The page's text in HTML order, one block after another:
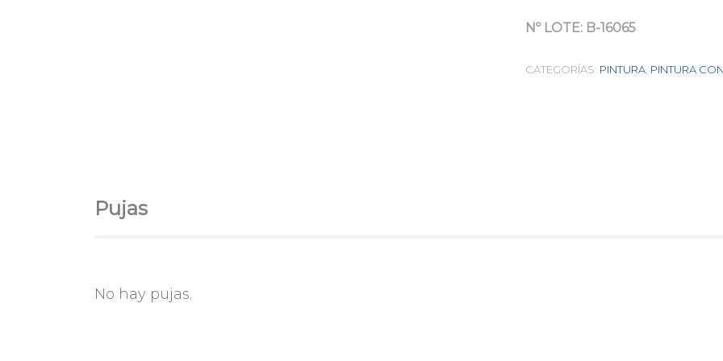
Nº LOTE: B-16065
CATEGORÍAS: PINTURA PINTURA
Pujas
No hay pujas.